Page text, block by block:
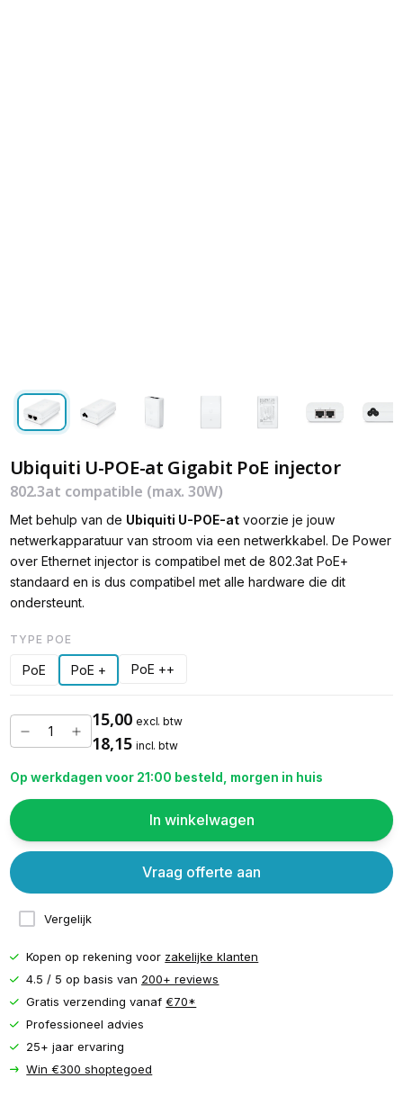
Ubiquiti U-POE-at Gigabit PoE injector
802.3at compatible (max. 30W)
Met behulp van de Ubiquiti U-POE-atvoorzie je jouw
netwerkapparatuur van stroom via een netwerkkabel. De Power
over Ethernet injector is compatibel met de 802.3at PoE+
standaard en is dus compatibel met alle hardware die dit
ondersteunt.
TYPE POE
PoE PoE + PoE ++
15,00 excl. btw
18,15 incl. btw
Op werkdagen voor 21:00 besteld, morgen in huis
In winkelwagen
Vergelijk
Vraag offerte aan
Kopen op rekening voor zakelijke klanten
4.5 / 5 op basis van 200+ reviews
Gratis verzending vanaf€70*
Professioneel advies
25+ jaar ervaring
Win €300 shoptegoed